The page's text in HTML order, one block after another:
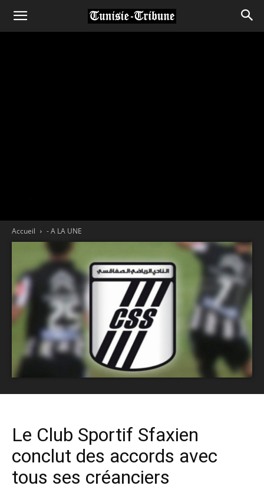
Accueil - A LA UNE
Le Club Sportif Sfaxien
conclut des accords avec
tous ses créanciers